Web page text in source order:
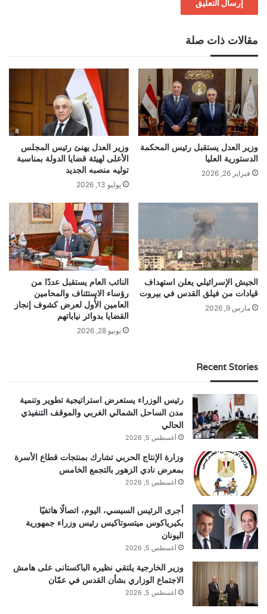
مقالات ذات صلة
وزير العدل يستقبل رئيس المحكمة
الدستورية العليا
فبراير 26, 2026
وزير العدل يهنئ رئيس المجلس
الأعلى لهيئة قضايا الدولة بمناسبة
توليه منصبه الجديد
يوليو 13, 2026
الجيش الإسرائيلي يعلن استهداف
قيادات من فيلق القدس في بيروت
مارس 9, 2026
النائب العام يستقبل عددًا من
رؤساء الاستئناف والمحامين
العامين الأُول لعرض كشوف إنجاز
القضايا بدوائر نياباتهم
يونيو 28, 2026
Recent Stories
رئيس الوزراء يستعرض استراتيجية تطوير وتنمية
مدن الساحل الشمالي الغربي والموقف التنفيذي
الحالي
أغسطس 5, 2026
وزارة الإنتاج الحربي تشارك بمنتجات قطاع الأسرة
بمعرض نادي الزهور بالتجمع الخامس
أغسطس 5, 2026
أجرى الرئيس السيسي، اليوم، اتصالًا هاتفيًا
بكيرياكوس ميتسوتاكيس رئيس وزراء جمهورية
اليونان
أغسطس 5, 2026
وزير الخارجية يلتقي نظيره الباكستانى على هامش
الاجتماع الوزاري بشأن القدس في عمّان
أغسطس 5, 2026